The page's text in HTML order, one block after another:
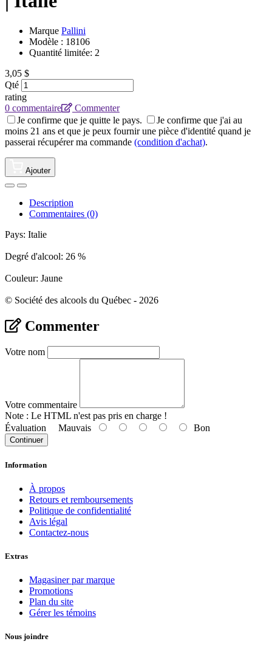
Marque Pallini
Modèle : 18106
Quantité limitée: 2
3,05 $
Qté
rating
0 commentaire
Commenter
Je confirme que je quitte le pays.
Je confirme que j'ai au
moins 21 ans et que je peux fournir une pièce d'identité quand je
passerai récupérer ma commande (condition d'achat).
Ajouter
Description
Commentaires (0)
Pays: Italie
Degré d'alcool: 26 %
Couleur: Jaune
© Société des alcools du Québec - 2026
Commenter
Votre nom
Votre commentaire
Note : Le HTML n'est pas pris en charge !
Évaluation Mauvais Bon
Continuer
Information
À propos
Retours et remboursements
Politique de confidentialité
Avis légal
Contactez-nous
Extras
Magasiner par marque
Promotions
Plan du site
Gérer les témoins
Nous joindre